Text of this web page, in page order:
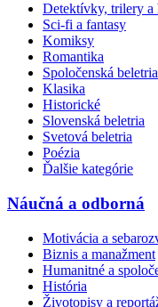
Detektívky, trilery a
Sci-fi a fantasy
Komiksy
Romantika
Spoločenská beletria
Klasika
Historické
Slovenská beletria
Svetová beletria
Poézia
Ďalšie kategórie
Náučná a odborná
Motivácia a
Biznis a manažment
Humanitné a
História
Životopisy a